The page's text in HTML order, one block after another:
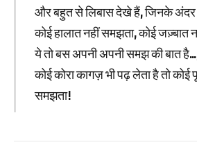
और बहुत से लिबास देखे हैं, जिनके अंदर
कोई हालात नहीं समझता, कोई जज़्बात
ये तो बस अपनी अपनी समझ की बात
कोई कोरा कागज़ भी पढ़ लेता है तो कोई
समझता!